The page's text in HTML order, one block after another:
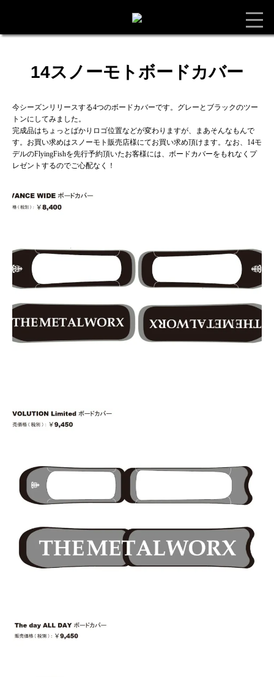
14スノーモトボードカバー
今シーズンリリースする4つのボードカバーです。グレーとブラックのツー
トンにしてみました。
完成品はちょっとばかりロゴ位置などが変わりますが、まあそんなもんで
す。お買い求めはスノーモト販売店様にてお買い求め頂けます。なお、14モ
デルのFlyingFishを先行予約頂いたお客様には、ボードカバーをもれなくプ
レゼントするのでご心配なく！